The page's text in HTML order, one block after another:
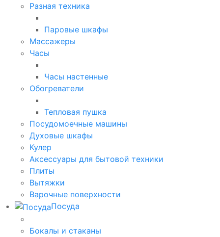
Разная техника
Паровые шкафы
Массажеры
Часы
Часы настенные
Обогреватели
Тепловая пушка
Посудомоечные машины
Духовые шкафы
Кулер
Аксессуары для бытовой техники
Плиты
Вытяжки
Варочные поверхности
Посуда
Бокалы и стаканы